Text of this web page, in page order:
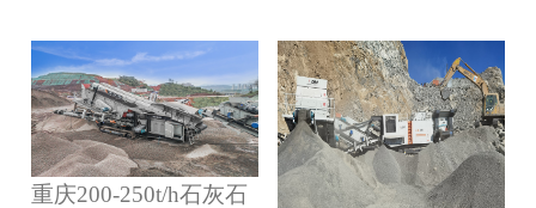
重庆200-250t/h石灰石